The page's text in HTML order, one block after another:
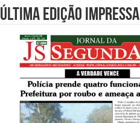
Última edição impressa